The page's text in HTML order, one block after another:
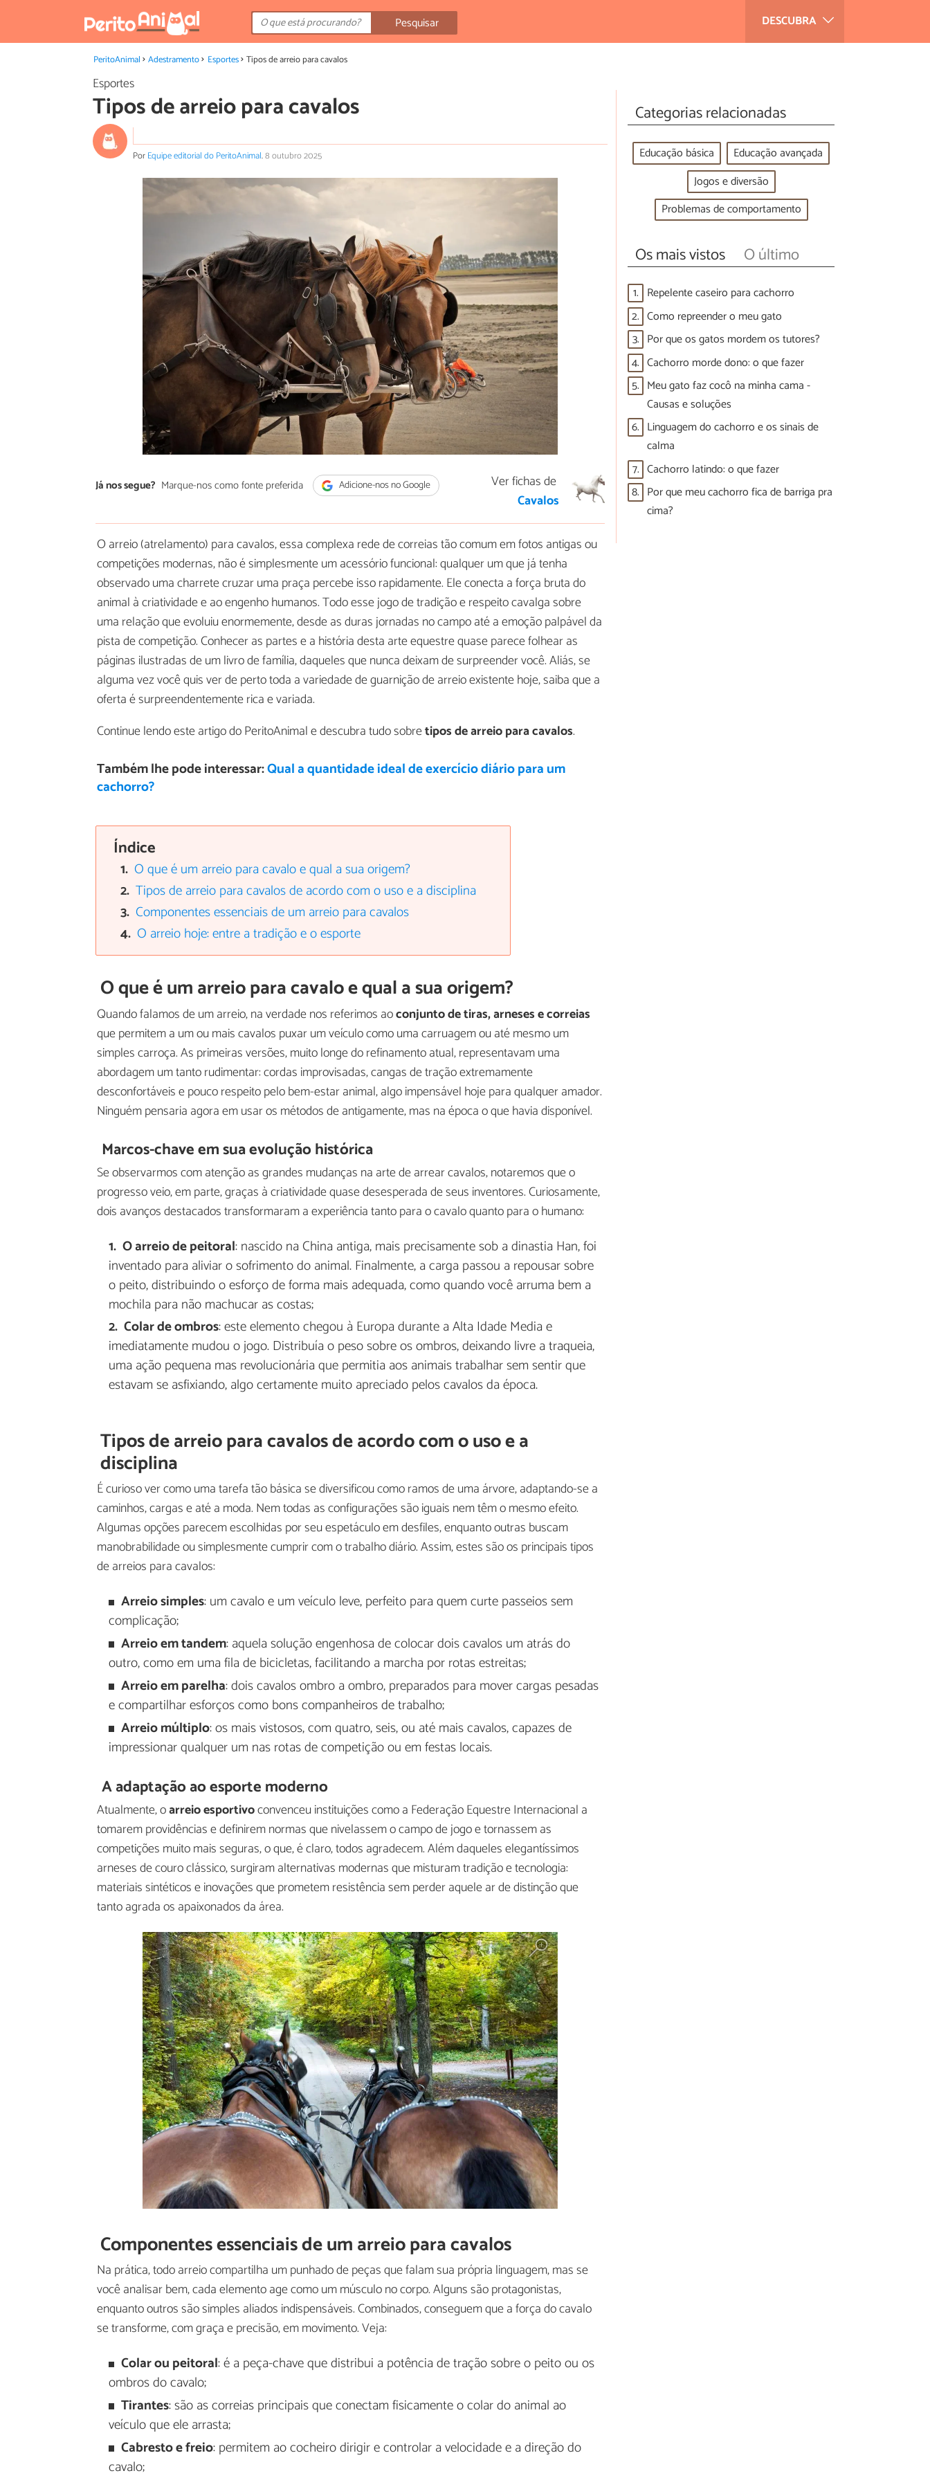
DESCUBRA
Pesquisar
PeritoAnimal Adestramento Esportes Tipos de arreio para cavalos
Esportes
Tipos de arreio para cavalos
PorEquipe editorial do PeritoAnimal.8 outubro 2025
Já nos segue? Marque-nos como fonte preferida Adicione-nos no Google
Ver fichas de
Cavalos
O arreio (atrelamento) para cavalos, essa complexa rede de correias tão comum em fotos antigas ou
competições modernas, não é simplesmente um acessório funcional: qualquer um que já tenha
observado uma charrete cruzar uma praça percebe isso rapidamente. Ele conecta a força bruta do
animal à criatividade e ao engenho humanos. Todo esse jogo de tradição e respeito cavalga sobre
uma relação que evoluiu enormemente, desde as duras jornadas no campo até a emoção palpável da
pista de competição. Conhecer as partes e a história desta arte equestre quase parece folhear as
páginas ilustradas de um livro de família, daqueles que nunca deixam de surpreender você. Aliás, se
alguma vez você quis ver de perto toda a variedade de guarnição de arreio existente hoje, saiba que a
oferta é surpreendentemente rica e variada.
Continue lendo este artigo do PeritoAnimal e descubra tudo sobretipos de arreio para cavalos.
Também lhe pode interessar:Qual a quantidade ideal de exercício diário para um
cachorro?
Índice
O que é um arreio para cavalo e qual a sua origem?
Tipos de arreio para cavalos de acordo com o uso e a disciplina
Componentes essenciais de um arreio para cavalos
O arreio hoje: entre a tradição e o esporte
O que é um arreio para cavalo e qual a sua origem?
Quando falamos de um arreio, na verdade nos referimos aoconjunto de tiras, arneses e correias
que permitem a um ou mais cavalos puxar um veículo como uma carruagem ou até mesmo um
simples carroça. As primeiras versões, muito longe do refinamento atual, representavam uma
abordagem um tanto rudimentar: cordas improvisadas, cangas de tração extremamente
desconfortáveis e pouco respeito pelo bem-estar animal, algo impensável hoje para qualquer amador.
Ninguém pensaria agora em usar os métodos de antigamente, mas na época o que havia disponível.
Marcos-chave em sua evolução histórica
Se observarmos com atenção as grandes mudanças na arte de arrear cavalos, notaremos que o
progresso veio, em parte, graças à criatividade quase desesperada de seus inventores. Curiosamente,
dois avanços destacados transformaram a experiência tanto para o cavalo quanto para o humano:
O arreio de peitoral: nascido na China antiga, mais precisamente sob a dinastia Han, foi
inventado para aliviar o sofrimento do animal. Finalmente, a carga passou a repousar sobre
o peito, distribuindo o esforço de forma mais adequada, como quando você arruma bem a
mochila para não machucar as costas;
Colar de ombros: este elemento chegou à Europa durante a Alta Idade Media e
imediatamente mudou o jogo. Distribuía o peso sobre os ombros, deixando livre a traqueia,
uma ação pequena mas revolucionária que permitia aos animais trabalhar sem sentir que
estavam se asfixiando, algo certamente muito apreciado pelos cavalos da época.
Tipos de arreio para cavalos de acordo com o uso e a
disciplina
É curioso ver como uma tarefa tão básica se diversificou como ramos de uma árvore, adaptando-se a
caminhos, cargas e até a moda. Nem todas as configurações são iguais nem têm o mesmo efeito.
Algumas opções parecem escolhidas por seu espetáculo em desfiles, enquanto outras buscam
manobrabilidade ou simplesmente cumprir com o trabalho diário. Assim, estes são os principais tipos
de arreios para cavalos:
Arreio simples: um cavalo e um veículo leve, perfeito para quem curte passeios sem
complicação;
Arreioem tandem: aquela solução engenhosa de colocar dois cavalos um atrás do
outro, como em uma fila de bicicletas, facilitando a marcha por rotas estreitas;
Arreioem parelha: dois cavalos ombro a ombro, preparados para mover cargas pesadas
e compartilhar esforços como bons companheiros de trabalho;
Arreio múltiplo: os mais vistosos, com quatro, seis, ou até mais cavalos, capazes de
impressionar qualquer um nas rotas de competição ou em festas locais.
A adaptação ao esporte moderno
Atualmente, oarreio esportivoconvenceu instituições como a Federação Equestre Internacional a
tomarem providências e definirem normas que nivelassem o campo de jogo e tornassem as
competições muito mais seguras, o que, é claro, todos agradecem. Além daqueles elegantíssimos
arneses de couro clássico, surgiram alternativas modernas que misturam tradição e tecnologia:
materiais sintéticos e inovações que prometem resistência sem perder aquele ar de distinção que
tanto agrada os apaixonados da área.
Componentes essenciais de um arreio para cavalos
Na prática, todo arreio compartilha um punhado de peças que falam sua própria linguagem, mas se
você analisar bem, cada elemento age como um músculo no corpo. Alguns são protagonistas,
enquanto outros são simples aliados indispensáveis. Combinados, conseguem que a força do cavalo
se transforme, com graça e precisão, em movimento. Veja:
Colar ou peitoral: é a peça-chave que distribui a potência de tração sobre o peito ou os
ombros do cavalo;
Tirantes: são as correias principais que conectam fisicamente o colar do animal ao
veículo que ele arrasta;
Cabresto e freio: permitem ao cocheiro dirigir e controlar a velocidade e a direção do
cavalo;
Categorias relacionadas
Educação básica
Educação avançada
Jogos e diversão
Problemas de comportamento
Os mais vistos O último
1. Repelente caseiro para cachorro
2. Como repreender o meu gato
3. Por que os gatos mordem os tutores?
4. Cachorro morde dono: o que fazer
5. Meu gato faz cocô na minha cama -
Causas e soluções
6. Linguagem do cachorro e os sinais de
calma
7. Cachorro latindo: o que fazer
8. Por que meu cachorro fica de barriga pra
cima?